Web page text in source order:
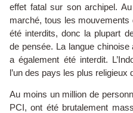
effet fatal sur son archipel.
marché, tous les
été interdits, donc la plupart
de pensée. La langue chinoise
a également été interdit.
l’un des pays les plus religieux
Au moins un million de
PCI, ont été brutalement